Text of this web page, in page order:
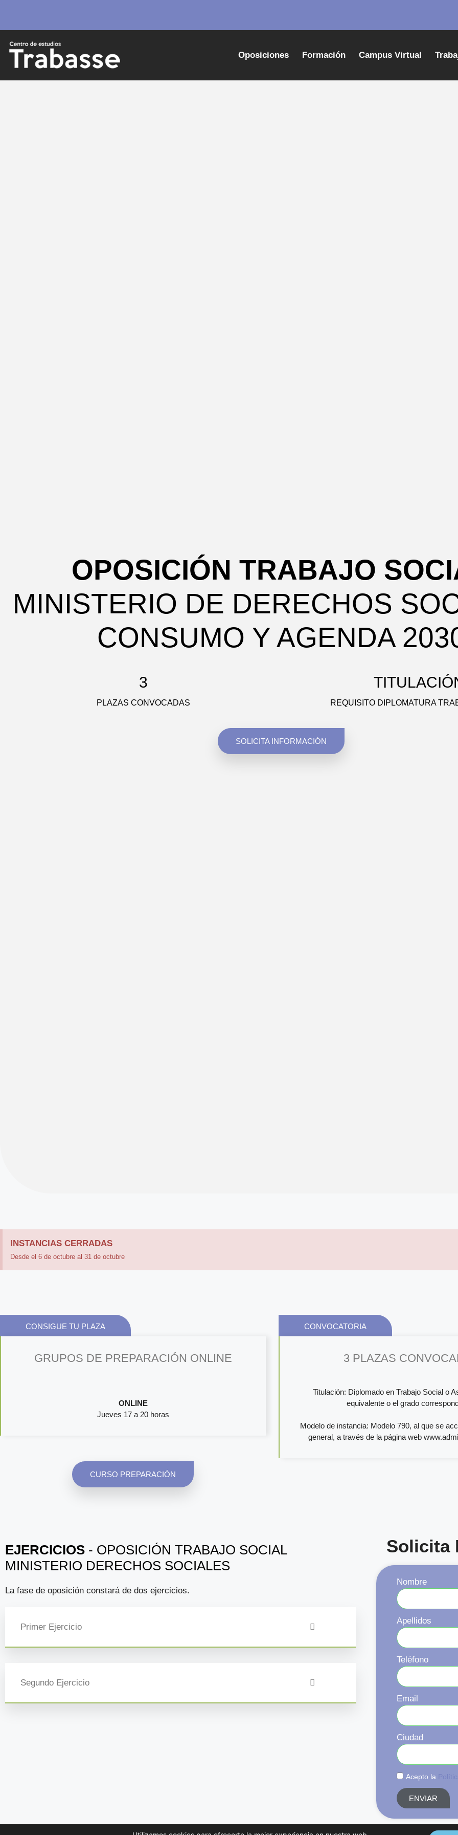
Oposiciones Formación Campus Virtual
OPOSICIÓN TRABAJO
MINISTERIO DE DERECHOS
CONSUMO Y AGENDA
3
PLAZAS CONVOCADAS REQUISITO DIPLOMATURA
SOLICITA INFORMACIÓN
INSTANCIAS CERRADAS
Desde el 6 de octubre al 31 de octubre
CONSIGUE TU PLAZA
GRUPOS DE PREPARACIÓN ONLINE
ONLINE
Jueves 17 a 20 horas
CURSO PREPARACIÓN
CONVOCATORIA
3 PLAZAS
Titulación: Diplomado en Trabajo Social o
equivalente o el grado
Modelo de instancia: Modelo 790, al que se
general, a través de la página web
EJERCICIOS - OPOSICIÓN TRABAJO SOCIAL
MINISTERIO DERECHOS SOCIALES
La fase de oposición constará de dos ejercicios.
Primer Ejercicio
Segundo Ejercicio
Solicita
Nombre
Apellidos
Teléfono
Email
Ciudad
Acepto la
ENVIAR